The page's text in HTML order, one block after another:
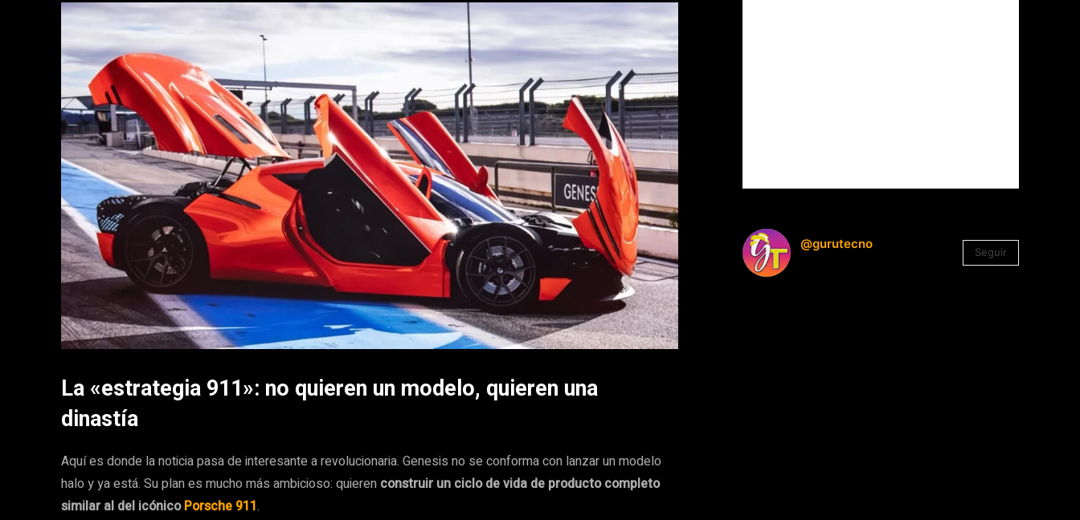
La «estrategia 911»: no quieren un modelo, quieren una
dinastía
Aquí es donde la noticia pasa de interesante a revolucionaria. Genesis no se conforma con lanzar un modelo
halo y ya está. Su plan es mucho más ambicioso: quieren construir un ciclo de vida de producto completo
similar al del icónicoPorsche 911.
@gurutecno
Seguir